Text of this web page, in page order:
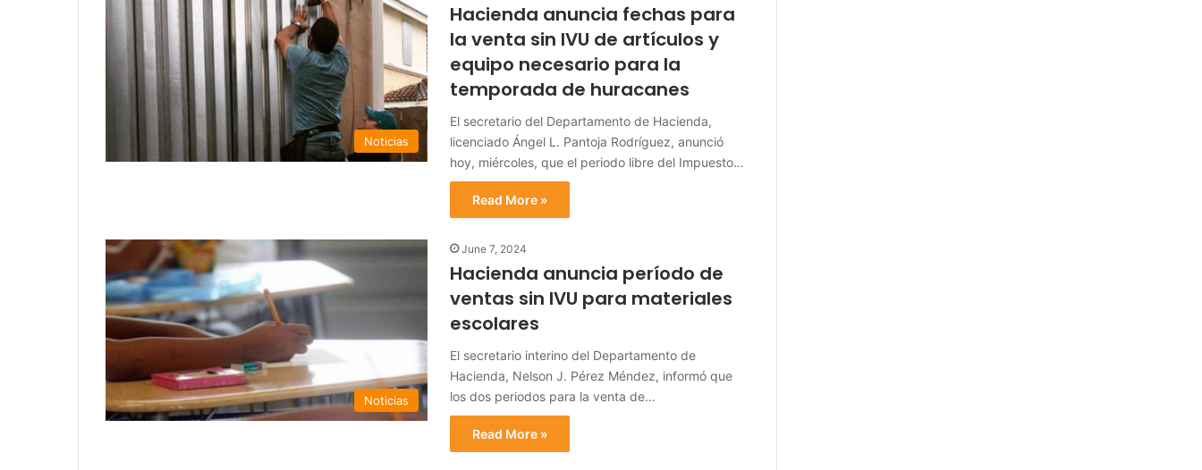
Noticias
Hacienda anuncia fechas para
la venta sin IVU de artículos y
equipo necesario para la
temporada de huracanes
El secretario del Departamento de Hacienda,
licenciado Ángel L. Pantoja Rodríguez, anunció
hoy, miércoles, que el periodo libre del Impuesto…
Read More »
Noticias
June 7, 2024
Hacienda anuncia período de
ventas sin IVU para materiales
escolares
El secretario interino del Departamento de
Hacienda, Nelson J. Pérez Méndez, informó que
los dos periodos para la venta de…
Read More »